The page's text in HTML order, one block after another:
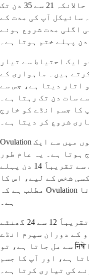
طور پر تقریباً 28 دن تک رہتا ہے، حالانکہ 21 سے 35 دن تک
سائیکل آپ کی مدت کے
اگلی مدت شروع ہونے
پہلے ختم ہوتا ہے۔
ایک احتیاط سے تیار
ہیں۔ ماہواری کے
اتار دیتا ہے، جس سے
سات دن تک رہتا ہے۔
کا جسم انڈے کو خارج
شروع کر دیتا ہے۔
Ovulation وہ وقت ہے جب آپ کے بیضہ دانوں میں سے ایک
ہوتا ہے۔ یہ عام طور
پر آپ کی اگلی مدت شروع ہونے سے تقریباً 14 دن پہلے
کسی شخص کے لیے، اس کا
مطلب ہے کہ Ovulation عام طور پر دن 14 کے آس پاس ہوتا
ہے۔
انڈے کے خارج ہونے کے بعد، یہ تقریباً 12 سے 24 گھنٹے
کے دوران سپرم انڈے
سے مل جاتا ہے، تو निषेج ہو سکتا ہے۔ اگر انڈے کا निषेج
ہے، اور آپ کا جسم
کی تیاری کرتا ہے۔